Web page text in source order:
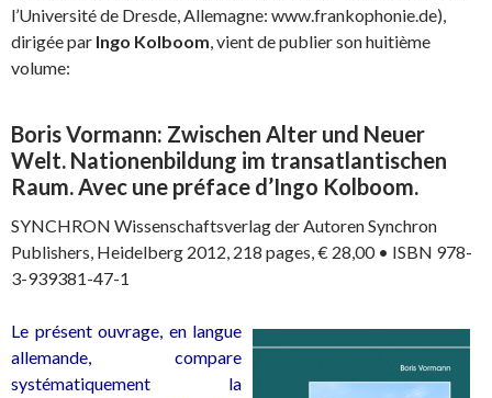
l’Université de Dresde, Allemagne: www.frankophonie.de),
dirigée par Ingo Kolboom, vient de publier son huitième
volume:
Boris Vormann: Zwischen Alter und Neuer
Welt. Nationenbildung im transatlantischen
Raum. Avec une préface d’Ingo Kolboom.
SYNCHRON Wissenschaftsverlag der Autoren Synchron
Publishers, Heidelberg 2012, 218 pages, € 28,00 • ISBN 978-
3-939381-47-1
Le présent ouvrage, en langue
allemande, compare
systématiquement la